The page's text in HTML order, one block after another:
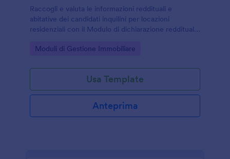
Raccogli e valuta le informazioni reddituali e
abitative dei candidati inquilini per locazioni
residenziali con il Modulo di dichiarazione reddituale
proprietari e agenzie immobiliari.
Go to Category:
Moduli di Gestione Immobiliare
Usa Template
Anteprima